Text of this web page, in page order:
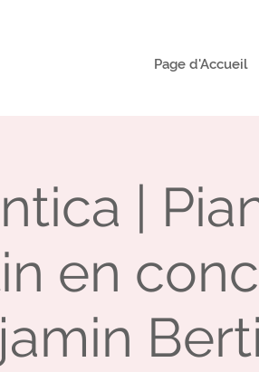
Page d'Accueil
|
en